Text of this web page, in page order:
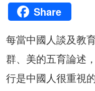
Share
每當中國人談及教
群、美的五育論述
行是中國人很重視